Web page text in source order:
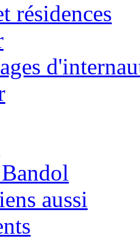
résidences
aussi